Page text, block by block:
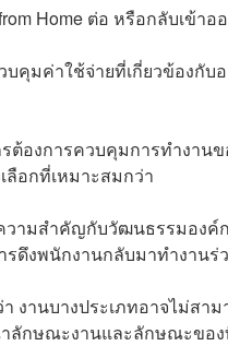
Home ต่อ หรือกลับเข้า
คุมค่าใช้จ่ายที่เกี่ยวข้องกั
ต้องการควบคุมการทำงาน
ลือกที่เหมาะสมกว่า
ามสำคัญกับวัฒนธรรมองค์
ดึงพนักงานกลับมาทำงาน
งานบางประเภทอาจไม่สา
ลักษณะงานและลักษณะขอ